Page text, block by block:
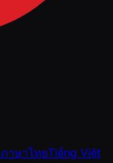
ภาษาไทยTiếng Việt